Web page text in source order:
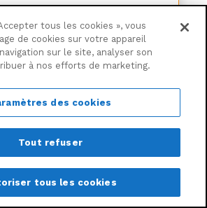
Ajouter au panier
tous les cookies », vous
de cookies sur votre appareil
sur le site, analyser son
à nos efforts de marketing.
des cookies
Tout refuser
tous les cookies